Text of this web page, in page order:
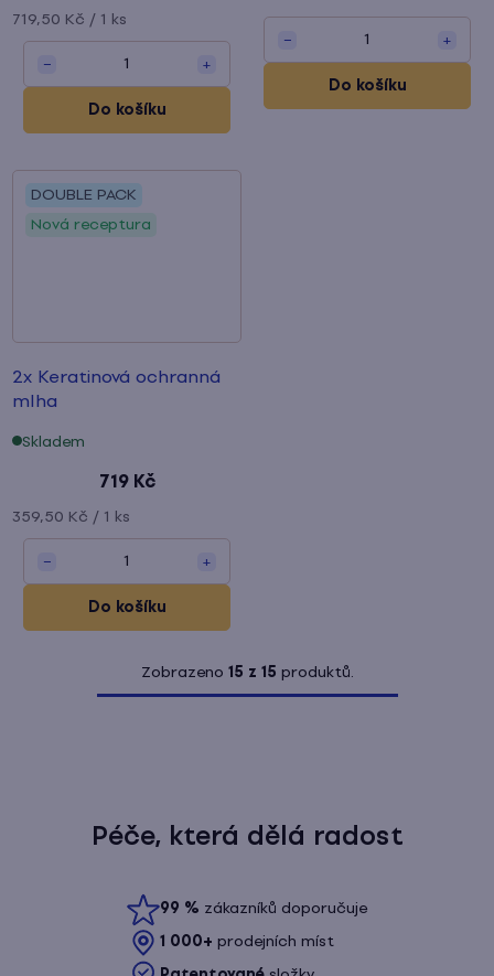
Měrná
cena:
719,50 Kč / 1 ks
− 1 +
Do košíku
− 1 +
Do košíku
DOUBLE PACK
Nová receptura
2x Keratinová ochranná
mlha
Skladem
719 Kč
Měrná
cena:
359,50 Kč / 1 ks
− 1 +
Do košíku
d
c
p
Zobrazeno 15 z 15 produktů.
Péče, která dělá radost
99 % zákazníků doporučuje
1 000+ prodejních míst